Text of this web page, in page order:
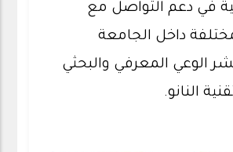
في دعم التواصل مع
داخل الجامعة
الوعي المعرفي والبحثي
النانو.